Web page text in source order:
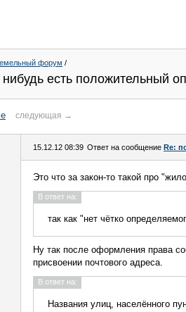
форум /
нибудь есть положительный
следующая →
15.12.12 08:39 Ответ на сообщение Re:
Это что за закон-то такой про
В ответ на:
так как "нет чётко
Ну так после оформления права
присвоении почтового адреса.
В ответ на:
Названия улиц, населённого